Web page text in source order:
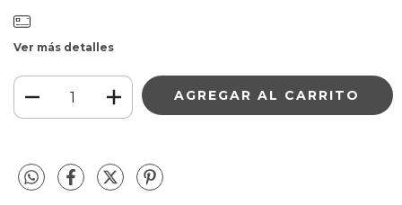
Ver más detalles